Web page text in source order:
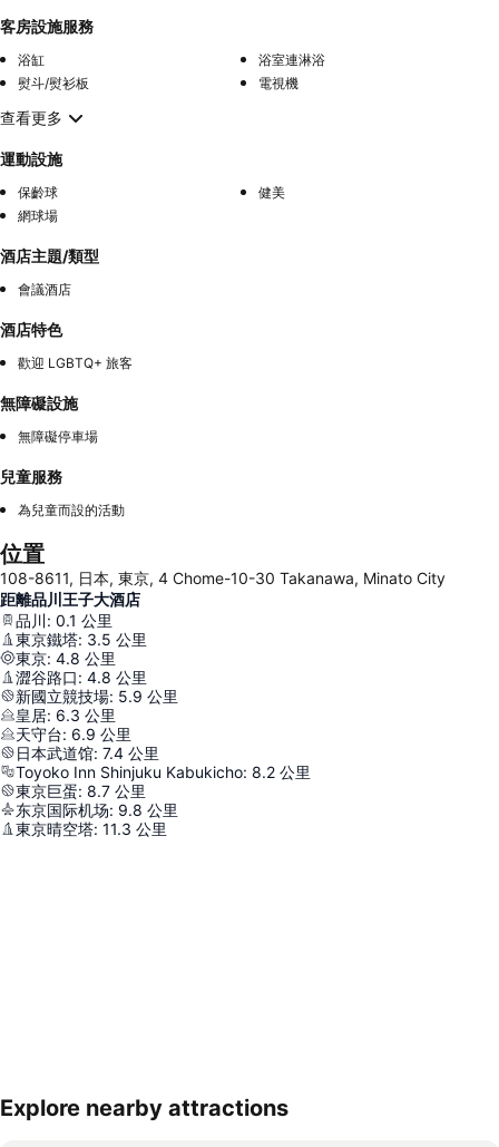
客房設施服務
浴缸
浴室連淋浴
熨斗/熨衫板
電視機
查看更多
運動設施
保齡球
健美
網球場
酒店主題/類型
會議酒店
酒店特色
歡迎 LGBTQ+ 旅客
無障礙設施
無障礙停車場
兒童服務
為兒童而設的活動
位置
108-8611, 日本, 東京, 4 Chome-10-30 Takanawa, Minato City
距離品川王子大酒店
品川: 0.1 公里
東京鐵塔: 3.5 公里
東京: 4.8 公里
澀谷路口: 4.8 公里
新國立競技場: 5.9 公里
皇居: 6.3 公里
天守台: 6.9 公里
日本武道馆: 7.4 公里
Toyoko Inn Shinjuku Kabukicho: 8.2 公里
東京巨蛋: 8.7 公里
东京国际机场: 9.8 公里
東京晴空塔: 11.3 公里
展開地圖
Explore nearby attractions